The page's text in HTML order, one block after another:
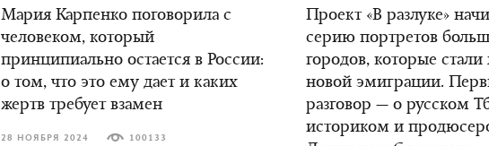
Мария Карпенко поговорила с
человеком, который
принципиально остается в России:
о том, что это ему дает и каких
жертв требует взамен
28 НОЯБРЯ 2024 100133
Проект «В разлуке»
серию портретов
городов, которые
новой эмиграции.
разговор — о русском
историком и